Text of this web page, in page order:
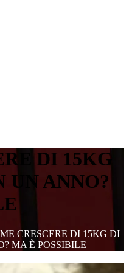
DI 15KG
UN ANNO?
CRESCERE DI 15KG DI
MA È POSSIBILE